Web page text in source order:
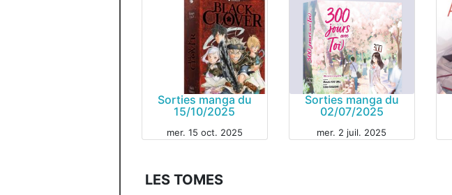
Sorties manga du
15/10/2025
mer. 15 oct. 2025
Sorties manga du
02/07/2025
mer. 2 juil. 2025
LES TOMES